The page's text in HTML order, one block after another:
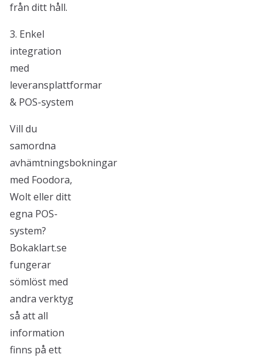
från ditt håll.
3. Enkel
integration
med
leveransplattformar
& POS-system
Vill du
samordna
avhämtningsbokningar
med Foodora,
Wolt eller ditt
egna POS-
system?
Bokaklart.se
fungerar
sömlöst med
andra verktyg
så att all
information
finns på ett